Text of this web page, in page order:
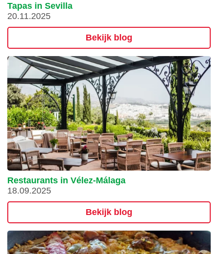
Tapas in Sevilla
20.11.2025
Bekijk blog
Restaurants in Vélez-Málaga
18.09.2025
Bekijk blog